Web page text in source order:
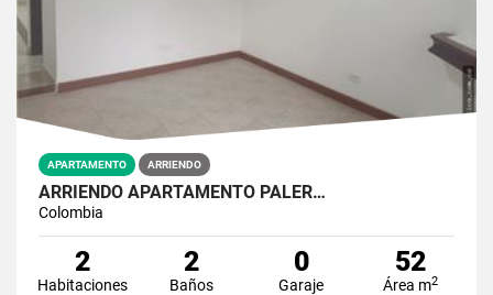
APARTAMENTO ARRIENDO
ARRIENDO APARTAMENTO PALER…
Colombia
2
Habitaciones
2
Baños
0
Garaje
52
Área m2